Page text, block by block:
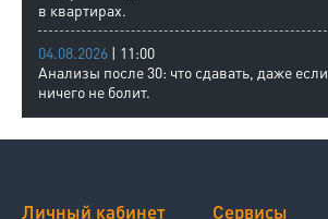
в квартирах.
04.08.2026 | 11:00
Анализы после 30: что сдавать, даже если
ничего не болит.
Личный кабинет Сервисы